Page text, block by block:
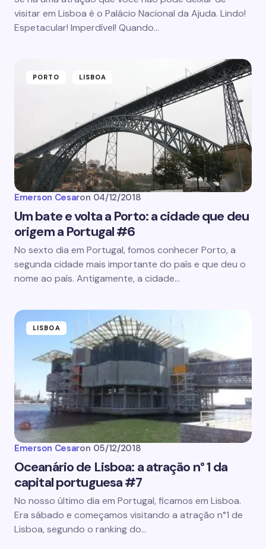
visitar em Lisboa é o Palácio Nacional da Ajuda. Lindo!
Espetacular! Imperdível! Quando…
PORTO LISBOA
Emerson Cesaron 04/12/2018
Um bate e volta a Porto: a cidade que deu
origem a Portugal #6
No sexto dia em Portugal, fomos conhecer Porto, a
segunda cidade mais importante do país e que deu o
nome ao país. Antigamente, a cidade…
LISBOA
Emerson Cesaron 05/12/2018
Oceanário de Lisboa: a atração n° 1 da
capital portuguesa #7
No nosso último dia em Portugal, ficamos em Lisboa.
Era sábado e começamos visitando a atração n°1 de
Lisboa, segundo o ranking do…